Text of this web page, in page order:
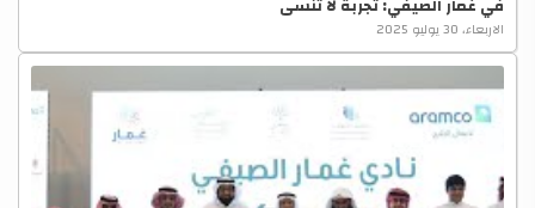
في غمار الصيفي: تجربة لا تُنسى
الاربعاء، 30 يوليو 2025